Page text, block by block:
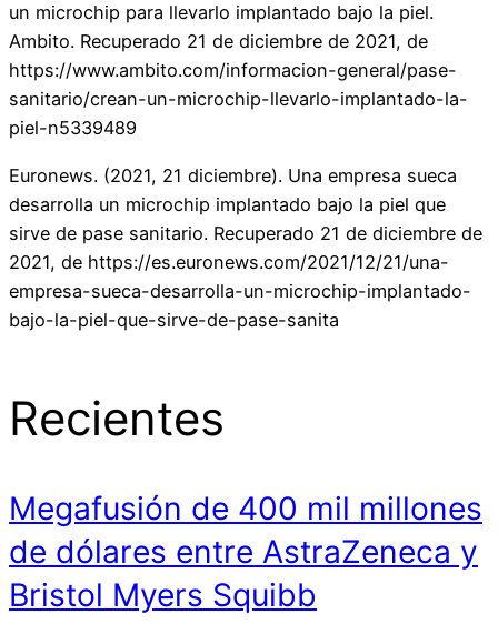
un microchip para llevarlo implantado bajo la piel.
Ambito. Recuperado 21 de diciembre de 2021, de
https://www.ambito.com/informacion-general/pase-
sanitario/crean-un-microchip-llevarlo-implantado-la-
piel-n5339489
Euronews. (2021, 21 diciembre). Una empresa sueca
desarrolla un microchip implantado bajo la piel que
sirve de pase sanitario. Recuperado 21 de diciembre de
2021, de https://es.euronews.com/2021/12/21/una-
empresa-sueca-desarrolla-un-microchip-implantado-
bajo-la-piel-que-sirve-de-pase-sanita
Recientes
Megafusión de 400 mil millones
de dólares entre AstraZeneca y
Bristol Myers Squibb